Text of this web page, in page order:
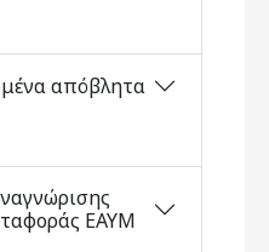
απόβλητα
ΕΑΥΜ